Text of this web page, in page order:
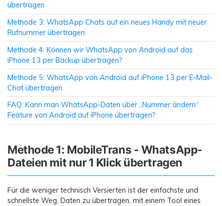
übertragen
Methode 3: WhatsApp Chats auf ein neues Handy mit neuer
Rufnummer übertragen
Methode 4: Können wir WhatsApp von Android auf das
iPhone 13 per Backup übertragen?
Methode 5: WhatsApp von Android auf iPhone 13 per E-Mail-
Chat übertragen
FAQ: Kann man WhatsApp-Daten über „Nummer ändern“
Feature von Android auf iPhone übertragen?
Methode 1: MobileTrans - WhatsApp-
Dateien mit nur 1 Klick übertragen
Für die weniger technisch Versierten ist der einfachste und
schnellste Weg, Daten zu übertragen, mit einem Tool eines